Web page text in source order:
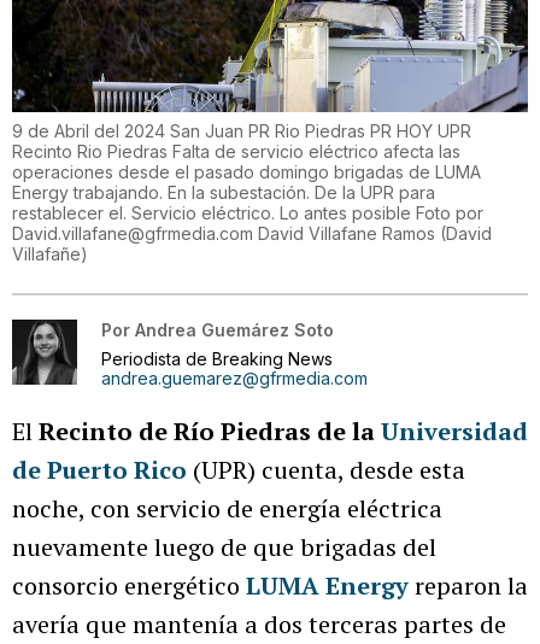
9 de Abril del 2024 San Juan PR Rio Piedras PR HOY UPR
Recinto Rio Piedras Falta de servicio eléctrico afecta las
operaciones desde el pasado domingo brigadas de LUMA
Energy trabajando. En la subestación. De la UPR para
restablecer el. Servicio eléctrico. Lo antes posible Foto por
David.villafane@gfrmedia.com David Villafane Ramos (David
Villafañe)
Por Andrea Guemárez Soto
Periodista de Breaking News
andrea.guemarez@gfrmedia.com
ElRecinto de Río Piedras de laUniversidad
de Puerto Rico (UPR) cuenta, desde esta
noche, con servicio de energía eléctrica
nuevamente luego de que brigadas del
consorcio energético LUMA Energyreparon la
avería que mantenía a dos terceras partes de